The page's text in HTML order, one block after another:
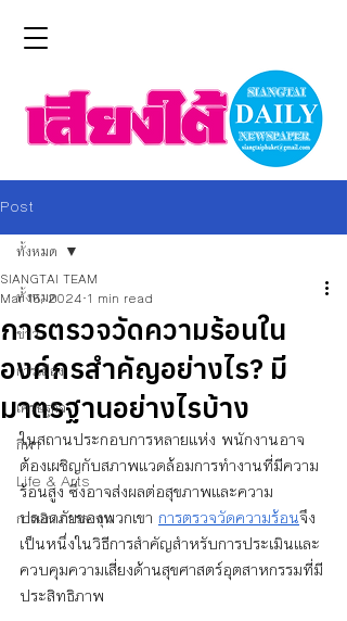
Post
ทั้งหมด
ข่าว
การเมือง
เศรษฐกิจ
กีฬา
Life & Arts
การเงิน การลงทุน
ทั้งหมด
การตรวจวัดความร้อนใน
องค์กรสำคัญอย่างไร? มี
มาตรฐานอย่างไรบ้าง
SIANGTAI TEAM
Mar 15, 2024 1 min read
ในสถานประกอบการหลายแห่ง พนักงานอาจ
ต้องเผชิญกับสภาพแวดล้อมการทำงานที่มีความ
ร้อนสูง ซึ่งอาจส่งผลต่อสุขภาพและความ
ปลอดภัยของพวกเขา การตรวจวัดความร้อนจึง
เป็นหนึ่งในวิธีการสำคัญสำหรับการประเมินและ
ควบคุมความเสี่ยงด้านสุขศาสตร์อุตสาหกรรมที่มี
ประสิทธิภาพ